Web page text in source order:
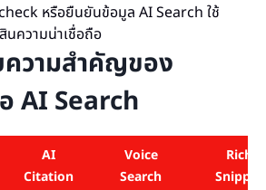
หรือยืนยันข้อมูล AI Search ใช้
นความน่าเชื่อถือ
ความสำคัญของ
AI Search
AI
Citation
Voice
Search
Rich
Snippet